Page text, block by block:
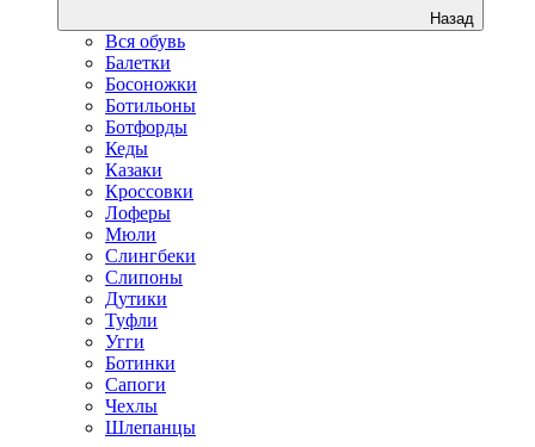
Назад
Вся обувь
Балетки
Босоножки
Ботильоны
Ботфорды
Кеды
Казаки
Кроссовки
Лоферы
Мюли
Слингбеки
Слипоны
Дутики
Туфли
Угги
Ботинки
Сапоги
Чехлы
Шлепанцы